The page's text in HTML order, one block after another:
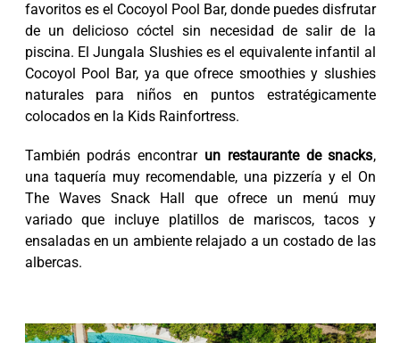
favoritos es el Cocoyol Pool Bar, donde puedes disfrutar
de un delicioso cóctel sin necesidad de salir de la
piscina. El Jungala Slushies es el equivalente infantil al
Cocoyol Pool Bar, ya que ofrece smoothies y slushies
naturales para niños en puntos estratégicamente
colocados en la Kids Rainfortress.
También podrás encontrar un restaurante de snacks,
una taquería muy recomendable, una pizzería y el On
The Waves Snack Hall que ofrece un menú muy
variado que incluye platillos de mariscos, tacos y
ensaladas en un ambiente relajado a un costado de las
albercas.